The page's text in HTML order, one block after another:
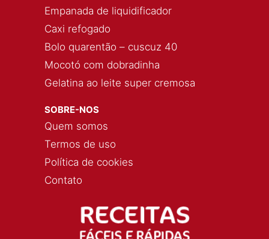
Empanada de liquidificador
Caxi refogado
Bolo quarentão – cuscuz 40
Mocotó com dobradinha
Gelatina ao leite super cremosa
SOBRE-NOS
Quem somos
Termos de uso
Política de cookies
Contato